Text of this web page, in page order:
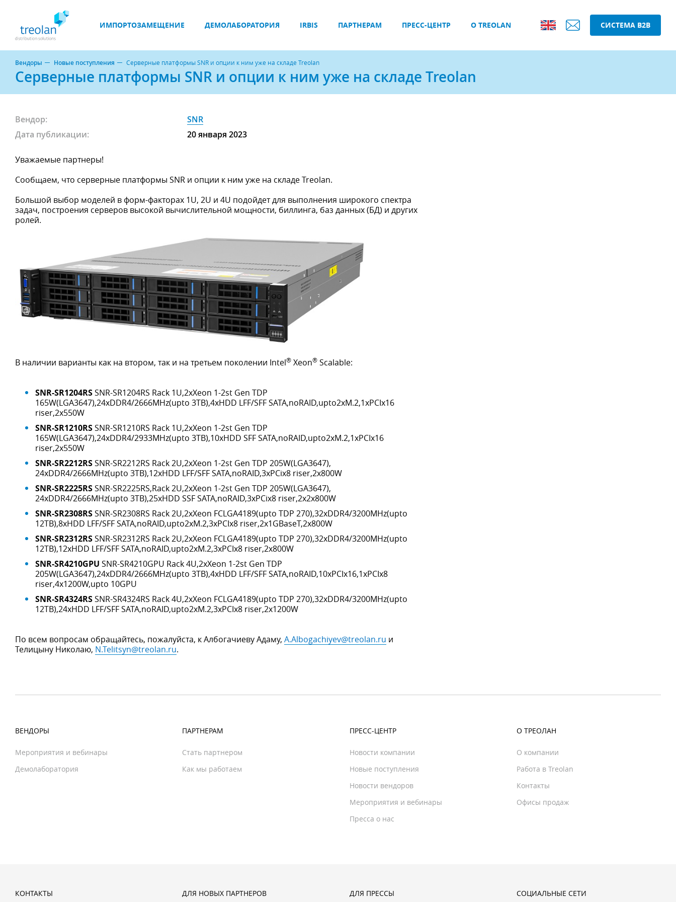
ИМПОРТОЗАМЕЩЕНИЕ ДЕМОЛАБОРАТОРИЯ IRBIS ПАРТНЕРАМ ПРЕСС-ЦЕНТР О TREOLAN СИСТЕМА B2B
Вендоры Новые поступления Серверные платформы SNR и опции к ним уже на складе Treolan
Серверные платформы SNR и опции к ним уже на складе Treolan
Вендор:
SNR
Дата публикации:
20 января 2023
Уважаемые партнеры!
Сообщаем, что серверные платформы SNR и опции к ним уже на складе Treolan.
Большой выбор моделей в форм-факторах 1U, 2U и 4U подойдет для выполнения широкого спектра
задач, построения серверов высокой вычислительной мощности, биллинга, баз данных (БД) и других
ролей.
В наличии варианты как на втором, так и на третьем поколении Intel® Xeon® Scalable:
SNR-SR1204RSSNR-SR1204RS Rack 1U,2xXeon 1-2st Gen TDP
165W(LGA3647),24xDDR4/2666MHz(upto 3TB),4xHDD LFF/SFF SATA,noRAID,upto2xM.2,1xPCIx16
riser,2x550W
SNR-SR1210RSSNR-SR1210RS Rack 1U,2xXeon 1-2st Gen TDP
165W(LGA3647),24xDDR4/2933MHz(upto 3TB),10xHDD SFF SATA,noRAID,upto2xM.2,1xPCIx16
riser,2x550W
SNR-SR2212RSSNR-SR2212RS Rack 2U,2xXeon 1-2st Gen TDP 205W(LGA3647),
24xDDR4/2666MHz(upto 3TB),12xHDD LFF/SFF SATA,noRAID,3xPCix8 riser,2x800W
SNR-SR2225RSSNR-SR2225RS,Rack 2U,2xXeon 1-2st Gen TDP 205W(LGA3647),
24xDDR4/2666MHz(upto 3TB),25xHDD SSF SATA,noRAID,3xPCix8 riser,2x2x800W
SNR-SR2308RSSNR-SR2308RS Rack 2U,2xXeon FCLGA4189(upto TDP 270),32xDDR4/3200MHz(upto
12TB),8xHDD LFF/SFF SATA,noRAID,upto2xM.2,3xPCIx8 riser,2x1GBaseT,2x800W
SNR-SR2312RSSNR-SR2312RS Rack 2U,2xXeon FCLGA4189(upto TDP 270),32xDDR4/3200MHz(upto
12TB),12xHDD LFF/SFF SATA,noRAID,upto2xM.2,3xPCIx8 riser,2x800W
SNR-SR4210GPU SNR-SR4210GPU Rack 4U,2xXeon 1-2st Gen TDP
205W(LGA3647),24xDDR4/2666MHz(upto 3TB),4xHDD LFF/SFF SATA,noRAID,10xPCIx16,1xPCIx8
riser,4x1200W,upto 10GPU
SNR-SR4324RSSNR-SR4324RS Rack 4U,2xXeon FCLGA4189(upto TDP 270),32xDDR4/3200MHz(upto
12TB),24xHDD LFF/SFF SATA,noRAID,upto2xM.2,3xPCIx8 riser,2x1200W
По всем вопросам обращайтесь, пожалуйста, к Албогачиеву Адаму, A.Albogachiyev@treolan.ru и
Телицыну Николаю, N.Telitsyn@treolan.ru.
ВЕНДОРЫ
Мероприятия и вебинары
Демолаборатория
ПАРТНЕРАМ
Стать партнером
Как мы работаем
ПРЕСС-ЦЕНТР
Новости компании
Новые поступления
Новости вендоров
Мероприятия и вебинары
Пресса о нас
О ТРЕОЛАН
О компании
Работа в Treolan
Контакты
Офисы продаж
КОНТАКТЫ ДЛЯ НОВЫХ ПАРТНЕРОВ ДЛЯ ПРЕССЫ СОЦИАЛЬНЫЕ СЕТИ